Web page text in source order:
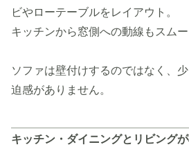
ビやローテーブルをレイアウト。
キッチンから窓側への動線もスムー
ソファは壁付けするのではなく、
迫感がありません。
キッチン・ダイニングとリビング